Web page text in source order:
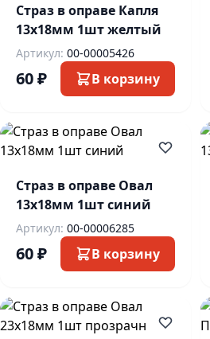
Страз в оправе Капля
13х18мм 1шт желтый
Артикул: 00-00005426
60 ₽ В корзину
Страз в оправе Овал
13х18мм 1шт синий
Артикул: 00-00006285
60 ₽ В корзину